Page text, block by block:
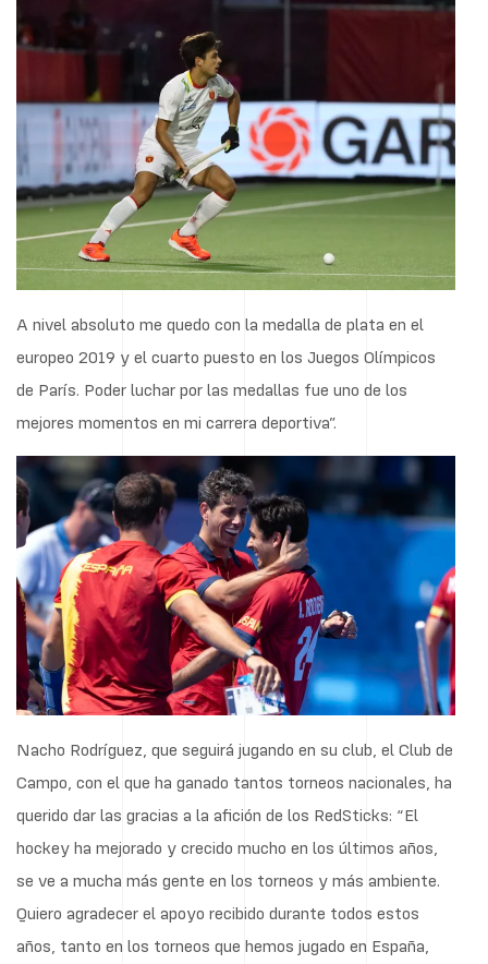
A nivel absoluto me quedo con la medalla de plata en el
europeo 2019 y el cuarto puesto en los Juegos Olímpicos
de París. Poder luchar por las medallas fue uno de los
mejores momentos en mi carrera deportiva”.
Nacho Rodríguez, que seguirá jugando en su club, el Club de
Campo, con el que ha ganado tantos torneos nacionales, ha
querido dar las gracias a la afición de los RedSticks: “El
hockey ha mejorado y crecido mucho en los últimos años,
se ve a mucha más gente en los torneos y más ambiente.
Quiero agradecer el apoyo recibido durante todos estos
años, tanto en los torneos que hemos jugado en España,